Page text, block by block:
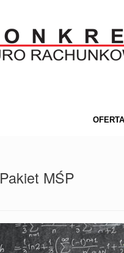
OFERTA
Pakiet MŚP